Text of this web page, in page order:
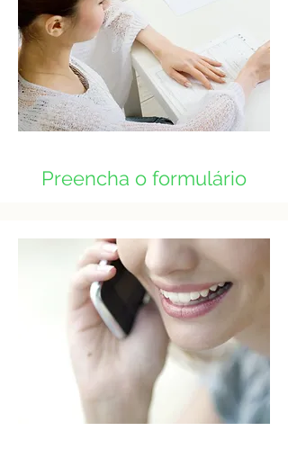
Preencha o formulário